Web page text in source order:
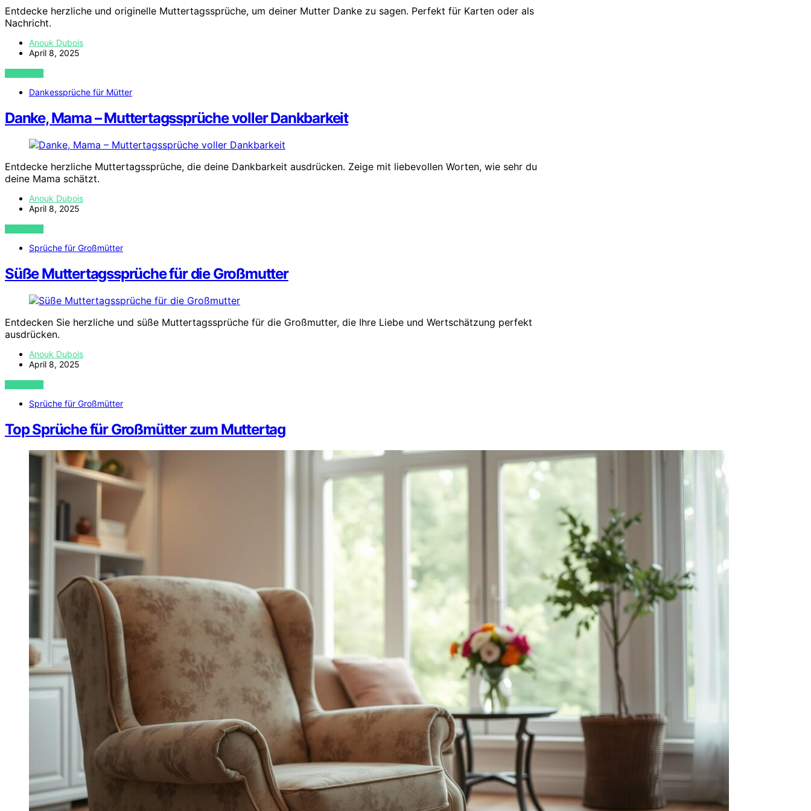
Entdecke herzliche und originelle Muttertagssprüche, um deiner Mutter Danke zu sagen. Perfekt für Karten oder als
Nachricht.
Anouk Dubois
April 8, 2025
VIEW POST
Dankessprüche für Mütter
Danke, Mama – Muttertagssprüche voller Dankbarkeit
Entdecke herzliche Muttertagssprüche, die deine Dankbarkeit ausdrücken. Zeige mit liebevollen Worten, wie sehr du
deine Mama schätzt.
Anouk Dubois
April 8, 2025
VIEW POST
Sprüche für Großmütter
Süße Muttertagssprüche für die Großmutter
Entdecken Sie herzliche und süße Muttertagssprüche für die Großmutter, die Ihre Liebe und Wertschätzung perfekt
ausdrücken.
Anouk Dubois
April 8, 2025
VIEW POST
Sprüche für Großmütter
Top Sprüche für Großmütter zum Muttertag